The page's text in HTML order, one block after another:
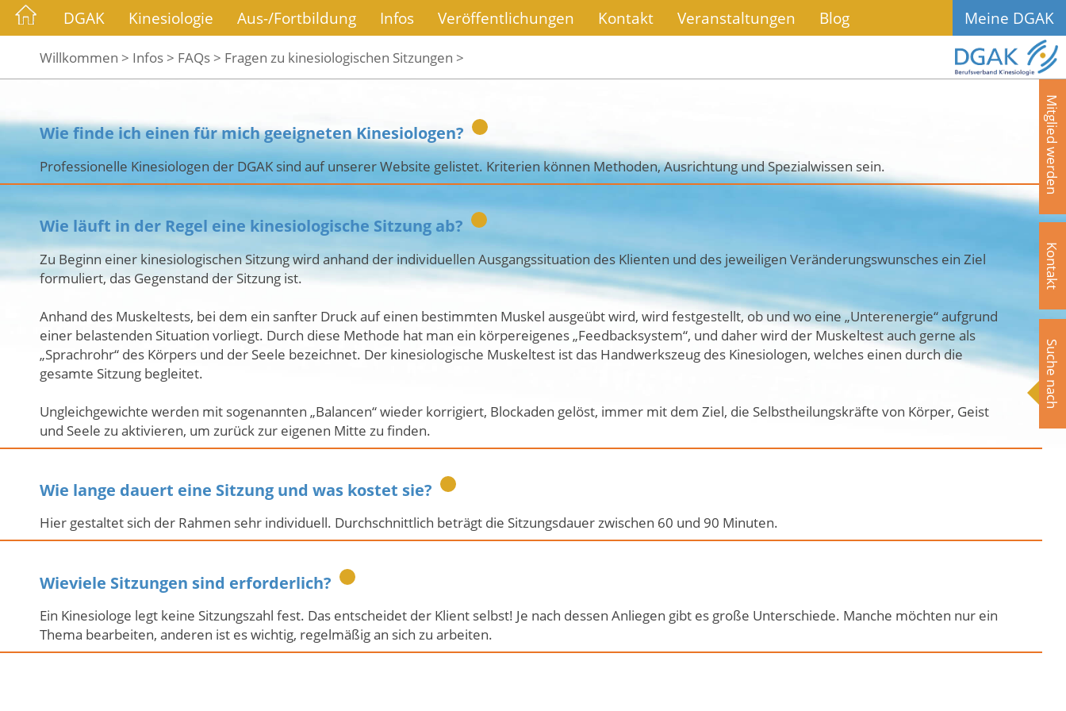
DGAK Kinesiologie Aus-/Fortbildung Infos Veröffentlichungen Kontakt Veranstaltungen Blog Meine DGAK
Willkommen > Infos > FAQs > Fragen zu kinesiologischen Sitzungen >
Mitglied werden
Kontakt
Suche nach
Wie finde ich einen für mich geeigneten Kinesiologen?
Professionelle Kinesiologen der DGAK sind auf unserer Website gelistet. Kriterien können Methoden, Ausrichtung und Spezialwissen sein.
Wie läuft in der Regel eine kinesiologische Sitzung ab?
Zu Beginn einer kinesiologischen Sitzung wird anhand der individuellen Ausgangssituation des Klienten und des jeweiligen Veränderungswunsches ein Ziel
formuliert, das Gegenstand der Sitzung ist.
Anhand des Muskeltests, bei dem ein sanfter Druck auf einen bestimmten Muskel ausgeübt wird, wird festgestellt, ob und wo eine „Unterenergie“ aufgrund
einer belastenden Situation vorliegt. Durch diese Methode hat man ein körpereigenes „Feedbacksystem“, und daher wird der Muskeltest auch gerne als
„Sprachrohr“ des Körpers und der Seele bezeichnet. Der kinesiologische Muskeltest ist das Handwerkszeug des Kinesiologen, welches einen durch die
gesamte Sitzung begleitet.
Ungleichgewichte werden mit sogenannten „Balancen“ wieder korrigiert, Blockaden gelöst, immer mit dem Ziel, die Selbstheilungskräfte von Körper, Geist
und Seele zu aktivieren, um zurück zur eigenen Mitte zu finden.
Wie lange dauert eine Sitzung und was kostet sie?
Hier gestaltet sich der Rahmen sehr individuell. Durchschnittlich beträgt die Sitzungsdauer zwischen 60 und 90 Minuten.
Wieviele Sitzungen sind erforderlich?
Ein Kinesiologe legt keine Sitzungszahl fest. Das entscheidet der Klient selbst! Je nach dessen Anliegen gibt es große Unterschiede. Manche möchten nur ein
Thema bearbeiten, anderen ist es wichtig, regelmäßig an sich zu arbeiten.